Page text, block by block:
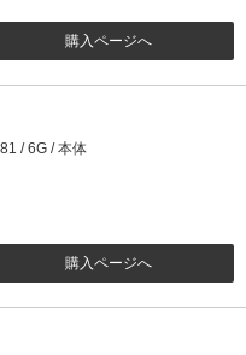
購入ページへ
/ 6G / 本体
購入ページへ